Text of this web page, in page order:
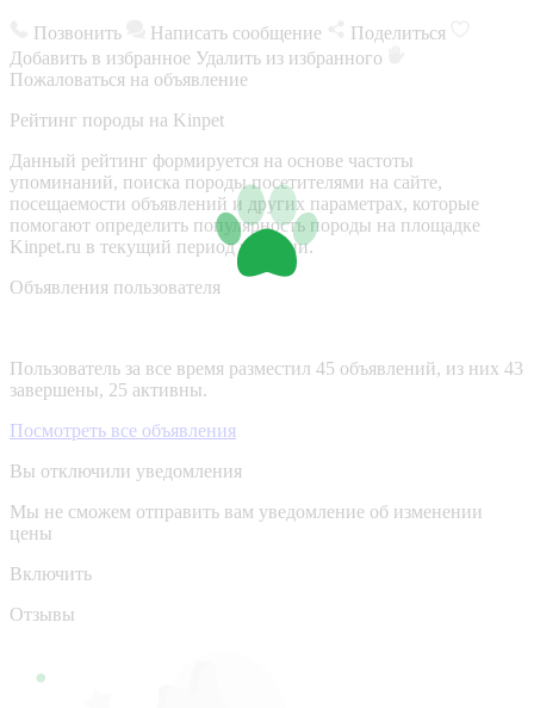
Позвонить Написать сообщение
Поделиться
Добавить в избранное Удалить из избранного
Пожаловаться на объявление
Рейтинг породы на Kinpet
Данный рейтинг формируется на основе частоты
упоминаний, поиска породы посетителями на сайте,
посещаемости объявлений и других параметрах, которые
помогают определить популярность породы на площадке
Kinpet.ru в текущий период времени.
Объявления пользователя
Пользователь за все время разместил 45 объявлений, из них 43
завершены, 25 активны.
Посмотреть все объявления
Вы отключили уведомления
Мы не сможем отправить вам уведомление об изменении
цены
Включить
Отзывы